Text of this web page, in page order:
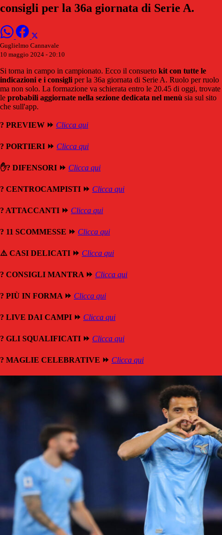
consigli per la 36a giornata di Serie A.
Guglielmo Cannavale
10 maggio 2024 - 20:10
Si torna in campo in campionato. Ecco il consueto kit con tutte le
indicazioni e i consigli per la 36a giornata di Serie A. Ruolo per ruolo
ma non solo. La formazione va schierata entro le 20.45 di oggi, trovate
le probabili aggiornate nella sezione dedicata nel menù sia sul sito
che sull'app.
? PREVIEW ⏩ Clicca qui
? PORTIERI ⏩ Clicca qui
✋? DIFENSORI ⏩ Clicca qui
? CENTROCAMPISTI ⏩ Clicca qui
? ATTACCANTI ⏩ Clicca qui
? 11 SCOMMESSE ⏩ Clicca qui
⚠️ CASI DELICATI ⏩ Clicca qui
? CONSIGLI MANTRA ⏩ Clicca qui
? PIÙ IN FORMA ⏩ Clicca qui
? LIVE DAI CAMPI ⏩ Clicca qui
? GLI SQUALIFICATI ⏩ Clicca qui
? MAGLIE CELEBRATIVE ⏩ Clicca qui